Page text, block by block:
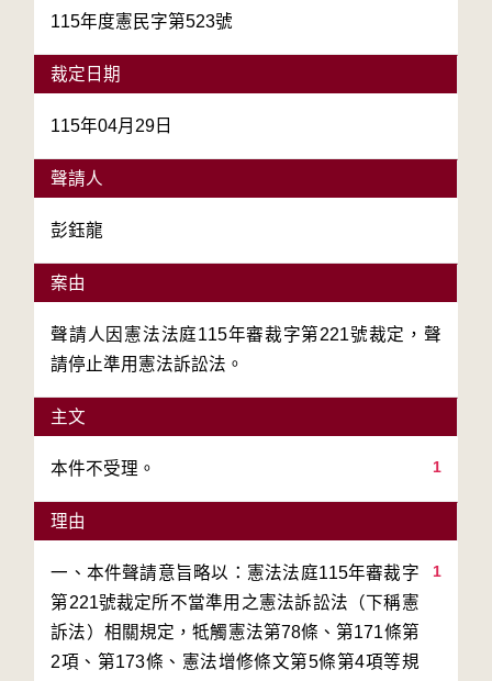
115年度憲民字第523號
裁定日期
115年04月29日
聲請人
彭鈺龍
案由
聲請人因憲法法庭115年審裁字第221號裁定，聲
請停止準用憲法訴訟法。
主文
1
本件不受理。
理由
1
一、本件聲請意旨略以：憲法法庭115年審裁字
第221號裁定所不當準用之憲法訴訟法（下稱憲
訴法）相關規定，牴觸憲法第78條、第171條第
2項、第173條、憲法增修條文第5條第4項等規